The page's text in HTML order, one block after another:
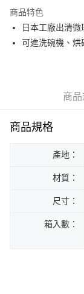
街口支付
悠遊付
運送方式
每筆NT$200，滿
黑貓外島宅配
每筆NT$360
商品特色
日本工廠出清
可進洗碗機、烘
商
商品規格
產地：
材質：
尺寸：
箱入數：